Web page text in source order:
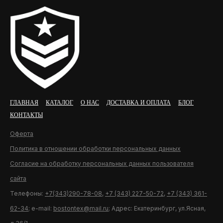
ГЛАВНАЯ КАТАЛОГ О НАС ДОСТАВКА И ОПЛАТА
БЛОГ
КОНТАКТЫ
Оферта
Политика в отношении обработки персональных данных
Согласие на обработку персональных данных пользователя
сайта
Телефоны: +7(343)290-78-08, +7 (343) 227-50-72, +7 (343) 361-
62-34; e-mail: bostontex@mail.ru; Адрес: Екатеринбург, ул.Ясная,